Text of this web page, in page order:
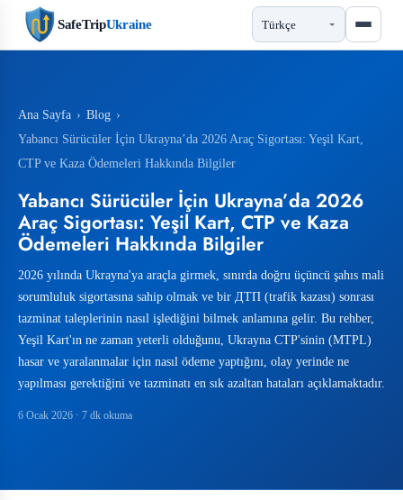
SafeTripUkraine
Ana Sayfa › Blog ›
Yabancı Sürücüler İçin Ukrayna’da 2026 Araç Sigortası: Yeşil Kart,
CTP ve Kaza Ödemeleri Hakkında Bilgiler
Yabancı Sürücüler İçin Ukrayna’da 2026
Araç Sigortası: Yeşil Kart, CTP ve Kaza
Ödemeleri Hakkında Bilgiler
2026 yılında Ukrayna'ya araçla girmek, sınırda doğru üçüncü şahıs mali
sorumluluk sigortasına sahip olmak ve bir ДТП (trafik kazası) sonrası
tazminat taleplerinin nasıl işlediğini bilmek anlamına gelir. Bu rehber,
Yeşil Kart'ın ne zaman yeterli olduğunu, Ukrayna CTP'sinin (MTPL)
hasar ve yaralanmalar için nasıl ödeme yaptığını, olay yerinde ne
yapılması gerektiğini ve tazminatı en sık azaltan hataları açıklamaktadır.
6 Ocak 2026 · 7 dk okuma